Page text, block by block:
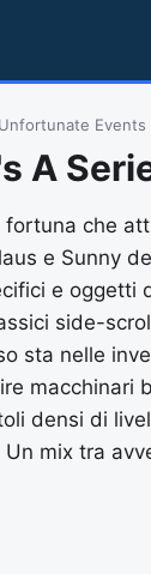
Events
A
che
e Sunny
e oggetti
side-
sta nelle
macchinari
densi di
mix tra